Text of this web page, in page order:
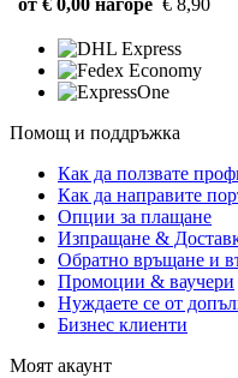
от € 0,00 нагоре € 8,90
Помощ и поддръжка
Как да ползвате
Как да направите
Опции за плащане
Изпращане &
Обратно връщане и
Промоции & ваучери
Нуждаете се от
Бизнес клиенти
Моят акаунт